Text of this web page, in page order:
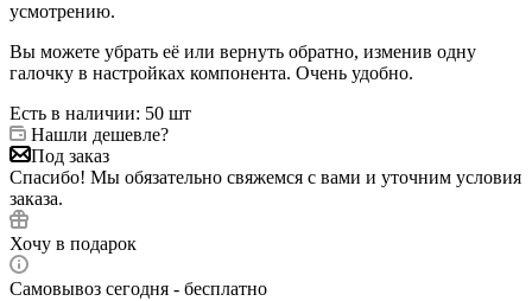
усмотрению.
Вы можете убрать её или вернуть обратно, изменив одну
галочку в настройках компонента. Очень удобно.
Есть в наличии: 50 шт
Нашли дешевле?
Под заказ
Спасибо! Мы обязательно свяжемся с вами и уточним условия
заказа.
Хочу в подарок
Самовывоз сегодня - бесплатно